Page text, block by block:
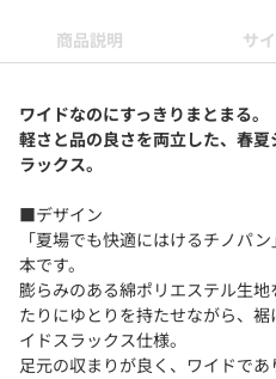
商品説明 サ
ワイドなのにすっきりまとまる。
軽さと品の良さを両立した、春
ラックス。
■デザイン
「夏場でも快適にはけるチノパ
本です。
膨らみのある綿ポリエステル生
たりにゆとりを持たせながら、
イドスラックス仕様。
足元の収まりが良く、ワイドで